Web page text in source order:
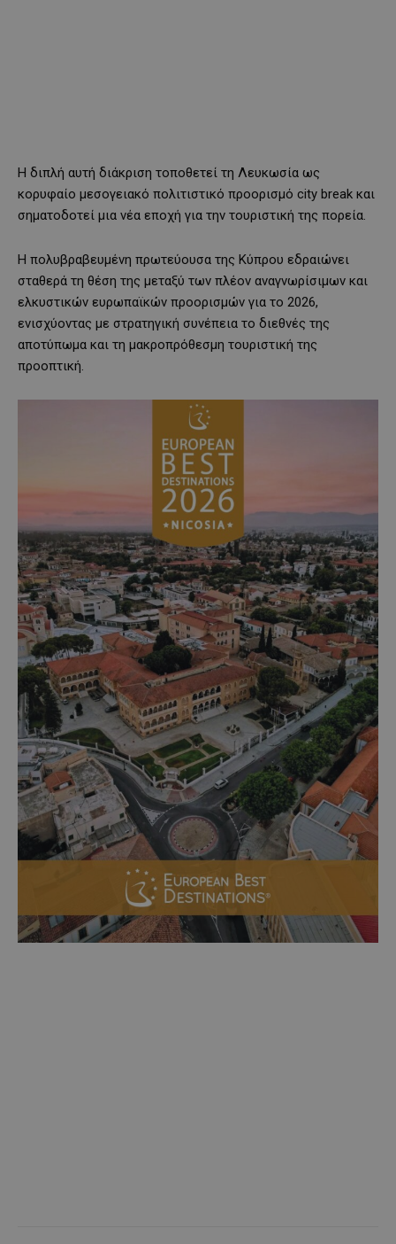
Η διπλή αυτή διάκριση τοποθετεί τη Λευκωσία ως
κορυφαίο μεσογειακό πολιτιστικό προορισμό city break και
σηματοδοτεί μια νέα εποχή για την τουριστική της πορεία.
Η πολυβραβευμένη πρωτεύουσα της Κύπρου εδραιώνει
σταθερά τη θέση της μεταξύ των πλέον αναγνωρίσιμων και
ελκυστικών ευρωπαϊκών προορισμών για το 2026,
ενισχύοντας με στρατηγική συνέπεια το διεθνές της
αποτύπωμα και τη μακροπρόθεσμη τουριστική της
προοπτική.